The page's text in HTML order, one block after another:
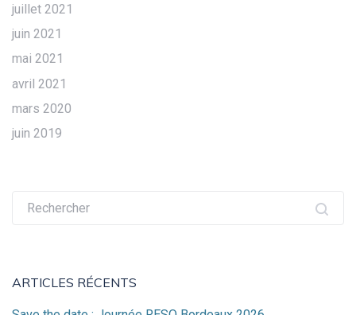
juillet 2021
juin 2021
mai 2021
avril 2021
mars 2020
juin 2019
Recherche
ARTICLES RÉCENTS